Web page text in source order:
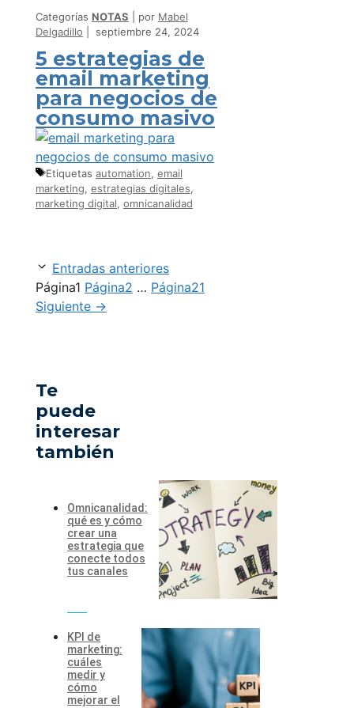
Categorías NOTAS por Mabel
Delgadillo
septiembre 24, 2024
5 estrategias de
email marketing
para negocios de
consumo masivo
Etiquetas automation, email
marketing, estrategias digitales,
marketing digital, omnicanalidad
Entradas anteriores
Página1 Página2 … Página21
Siguiente →
Te
puede
interesar
también
Omnicanalidad:
qué es y cómo
crear una
estrategia que
conecte todos
tus canales
KPI de
marketing:
cuáles
medir y
cómo
mejorar el